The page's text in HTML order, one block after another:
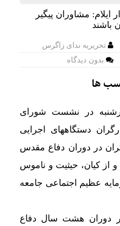
تحریریه ندای زاگرس
بدون دیدگاه
ها
در نشست شورای
دستگاههای اجرایی
در دوران دفاع مقدس
از کیان، حیثیت و ناموس
عظیم اجتماعی جامعه
در دوران هشت سال دفاع